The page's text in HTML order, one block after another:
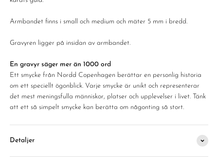
Armbandet finns i small och medium och mäter 5 mm i bredd.
Gravyren ligger på insidan av armbandet.
En gravyr säger mer än 1000 ord
Ett smycke från Nordd Copenhagen berättar en personlig historia
om ett speciellt ögonblick. Varje smycke är unikt och representerar
det mest meningsfulla människor, platser och upplevelser i livet. Tänk
att ett så simpelt smycke kan berätta om någonting så stort.
Detaljer